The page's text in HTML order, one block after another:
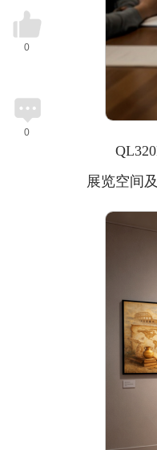
QL320H
展览空间
0
0